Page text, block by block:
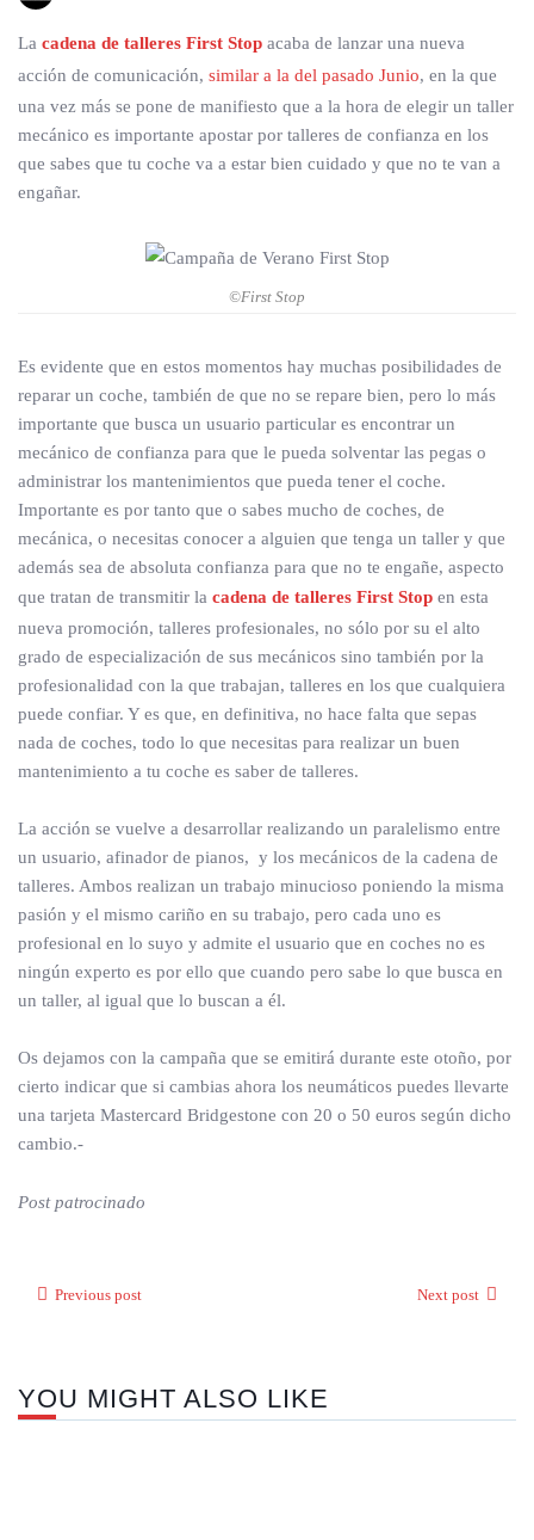
La cadena de talleres First Stop acaba de lanzar una nueva
acción de comunicación, similar a la del pasado Junio, en la que
una vez más se pone de manifiesto que a la hora de elegir un taller
mecánico es importante apostar por talleres de confianza en los
que sabes que tu coche va a estar bien cuidado y que no te van a
engañar.
©First Stop
Es evidente que en estos momentos hay muchas posibilidades de
reparar un coche, también de que no se repare bien, pero lo más
importante que busca un usuario particular es encontrar un
mecánico de confianza para que le pueda solventar las pegas o
administrar los mantenimientos que pueda tener el coche.
Importante es por tanto que o sabes mucho de coches, de
mecánica, o necesitas conocer a alguien que tenga un taller y que
además sea de absoluta confianza para que no te engañe, aspecto
que tratan de transmitir la cadena de talleres First Stop en esta
nueva promoción, talleres profesionales, no sólo por su el alto
grado de especialización de sus mecánicos sino también por la
profesionalidad con la que trabajan, talleres en los que cualquiera
puede confiar. Y es que, en definitiva, no hace falta que sepas
nada de coches, todo lo que necesitas para realizar un buen
mantenimiento a tu coche es saber de talleres.
La acción se vuelve a desarrollar realizando un paralelismo entre
un usuario, afinador de pianos, y los mecánicos de la cadena de
talleres. Ambos realizan un trabajo minucioso poniendo la misma
pasión y el mismo cariño en su trabajo, pero cada uno es
profesional en lo suyo y admite el usuario que en coches no es
ningún experto es por ello que cuando pero sabe lo que busca en
un taller, al igual que lo buscan a él.
Os dejamos con la campaña que se emitirá durante este otoño, por
cierto indicar que si cambias ahora los neumáticos puedes llevarte
una tarjeta Mastercard Bridgestone con 20 o 50 euros según dicho
cambio.-
Post patrocinado
Previous post Next post
YOU MIGHT ALSO LIKE